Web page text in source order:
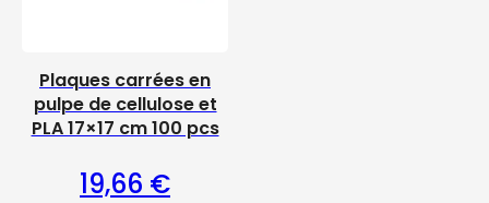
Plaques carrées en
pulpe de cellulose et
PLA 17×17 cm 100 pcs
19,66 €